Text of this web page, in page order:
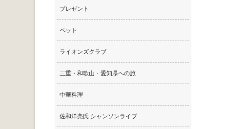
プレゼント
ペット
ライオンズクラブ
三重・和歌山・愛知県への旅
中華料理
佐和洋亮氏 シャンソンライブ